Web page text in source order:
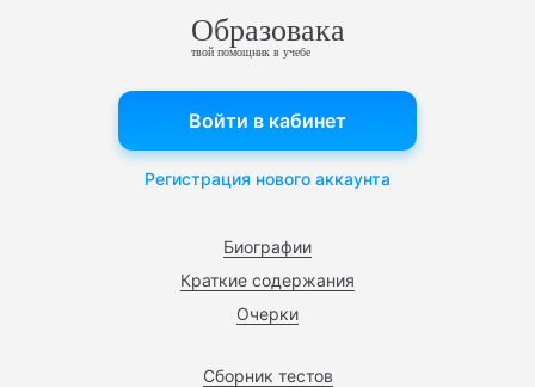
Образовака
твой помощник в учебе
Биографии
Краткие содержания
Очерки
Сборник тестов
Войти в кабинет
Регистрация нового аккаунта